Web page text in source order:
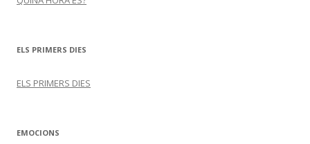
ELS PRIMERS DIES
ELS PRIMERS DIES
EMOCIONS